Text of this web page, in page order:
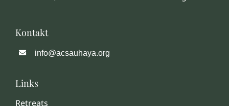
gewählt
werden
Kontakt
info@acsauhaya.org
Links
Retreats